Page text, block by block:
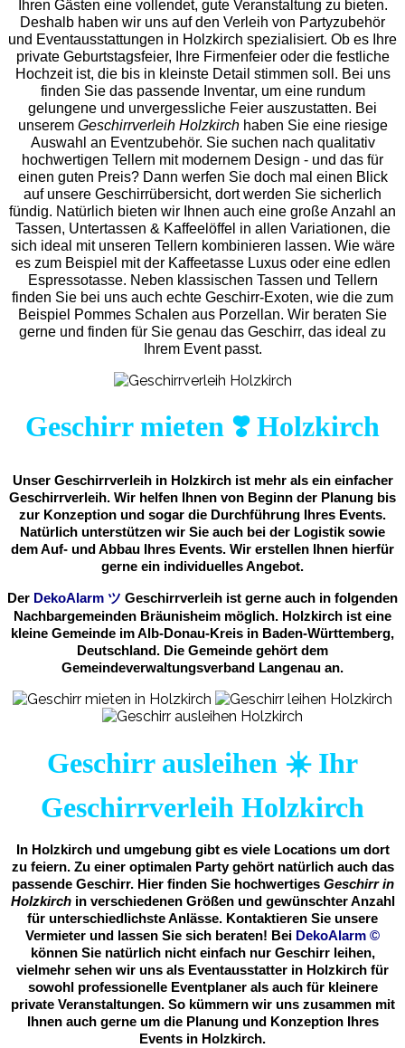
Ihren Gästen eine vollendet, gute Veranstaltung zu bieten.
Deshalb haben wir uns auf den Verleih von Partyzubehör
und Eventausstattungen in Holzkirch spezialisiert. Ob es Ihre
private Geburtstagsfeier, Ihre Firmenfeier oder die festliche
Hochzeit ist, die bis in kleinste Detail stimmen soll. Bei uns
finden Sie das passende Inventar, um eine rundum
gelungene und unvergess liche Feier auszustatten. Bei
unserem Geschirrverleih Holzkirchhaben Sie eine riesige
Auswahl an Eventzubehör. Sie suchen nach qualitativ
hochwertigen Tellern mit modernem Design - und das für
einen guten Preis? Dann werfen Sie doch mal einen Blick
auf unsere Geschirrübersicht, dort werden Sie sicherlich
fündig. Natürlich bieten wir Ihnen auch eine große Anzahl an
Tassen, Untertassen & Kaffeelöffel in allen Variationen, die
sich ideal mit unseren Tellern kombinieren lassen. Wie wäre
es zum Beispiel mit der Kaffeetasse Luxus oder eine edlen
Espressotasse. Neben klassischen Tassen und Tellern
finden Sie bei uns auch echte Geschirr-Exoten, wie die zum
Beispiel Pommes Schalen aus Porzellan. Wir beraten Sie
gerne und finden für Sie genau das Geschirr, das ideal zu
Ihrem Event passt.
Geschirr mieten ❣️ Holzkirch
Unser Geschirrverleih in Holzkirch ist mehr als ein einfacher
Geschirrverleih. Wir helfen Ihnen von Beginn der Planung bis
zur Konzeption und sogar die Durchführung Ihres Events.
Natürlich unterstützen wir Sie auch bei der Logistik sowie
dem Auf- und Abbau Ihres Events. Wir erstellen Ihnen hierfür
gerne ein individuelles Angebot.
Der DekoAlarm ツ Geschirrverleih ist gerne auch in folgenden
Nachbargemeinden Bräunisheim möglich. Holzkirch ist eine
kleine Gemeinde im Alb-Donau-Kreis in Baden-Württemberg,
Deutschland. Die Gemeinde gehört dem
Gemeindeverwaltungsverband Langenau an.
Geschirr ausleihen ☀️ Ihr
Geschirrverleih Holzkirch
In Holzkirch und umgebung gibt es viele Locations um dort
zu feiern. Zu einer optimalen Party gehört natürlich auch das
passende Geschirr. Hier finden Sie hochwertiges Geschirr in
Holzkirchin verschiedenen Größen und gewünschter Anzahl
für unterschiedlichste Anlässe. Kontaktieren Sie unsere
Vermieter und lassen Sie sich beraten! Bei DekoAlarm ©
können Sie natürlich nicht einfach nur Geschirr leihen,
vielmehr sehen wir uns als Eventausstatter in Holzkirch für
sowohl professionelle Eventplaner als auch für kleinere
private Veranstaltungen. So kümmern wir uns zusammen mit
Ihnen auch gerne um die Planung und Konzeption Ihres
Events in Holzkirch.